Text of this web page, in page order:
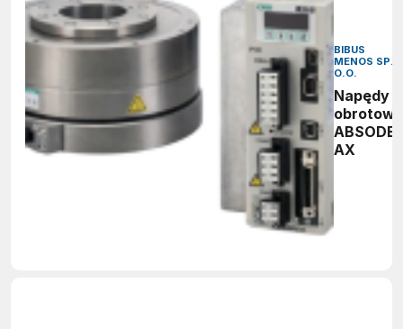
BIBUS
MENOS SP. Z
O.O.
Napędy
obrotowe
AX